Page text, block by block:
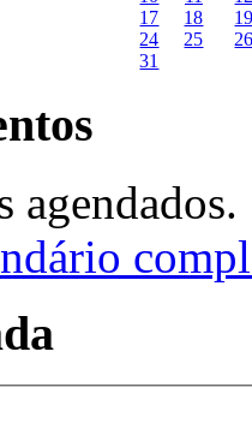
17
18
24
25
31
agendados.